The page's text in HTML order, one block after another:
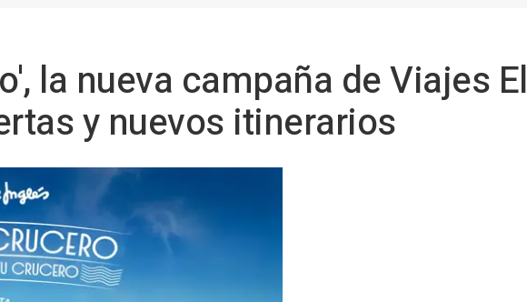
la nueva campaña de Viajes El
y nuevos itinerarios